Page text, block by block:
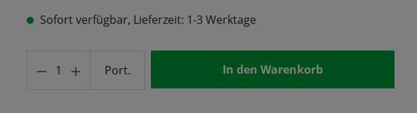
Sofort verfügbar, Lieferzeit: 1-3 Werktage
Produkt Anzahl: Gib den gewünschten Wert ein
Port. In den Warenkorb